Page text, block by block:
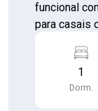
funcional
para casais ou
de tv e rack
Cozinha:
Lavanderia:
1
Dorm.